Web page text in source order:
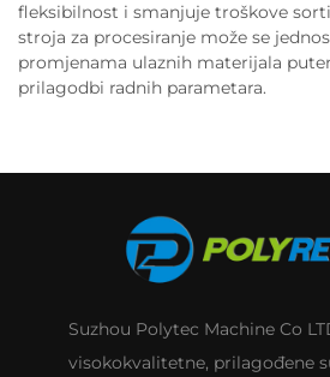
fleksibilnost i smanjuje troškove
stroja za procesiranje može se
promjenama ulaznih materijala
prilagodbi radnih parametara.
Suzhou Polytec Machine Co
visokokvalitetne, prilagođene